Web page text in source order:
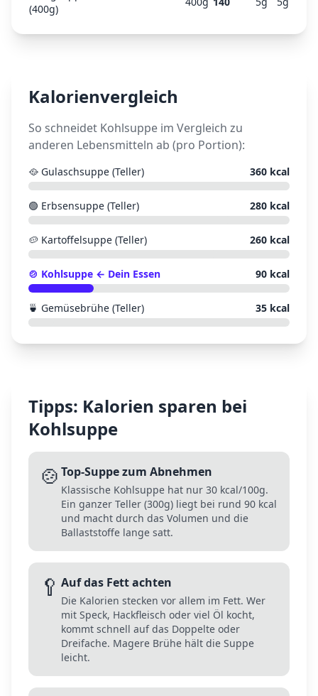
(400g)
Kalorienvergleich
So schneidet Kohlsuppe im Vergleich zu
anderen Lebensmitteln ab (pro Portion):
🥘 Gulaschsuppe (Teller) 360 kcal
🟢 Erbsensuppe (Teller) 280 kcal
🥔 Kartoffelsuppe (Teller) 260 kcal
🍲 Kohlsuppe ← Dein Essen 90 kcal
🍵 Gemüsebrühe (Teller) 35 kcal
Tipps: Kalorien sparen bei
Kohlsuppe
🍲 Top-Suppe zum Abnehmen
Klassische Kohlsuppe hat nur 30 kcal/100g.
Ein ganzer Teller (300g) liegt bei rund 90 kcal
und macht durch das Volumen und die
Ballaststoffe lange satt.
🥄 Auf das Fett achten
Die Kalorien stecken vor allem im Fett. Wer
mit Speck, Hackfleisch oder viel Öl kocht,
kommt schnell auf das Doppelte oder
Dreifache. Magere Brühe hält die Suppe
leicht.